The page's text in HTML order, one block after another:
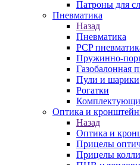
Патроны для
Пневматика
Назад
Пневматика
PCP
Пружинно-
Газобалонная
Пули и шарики
Рогатки
Оптика и
Назад
Оптика и
Прицелы
Прицелы